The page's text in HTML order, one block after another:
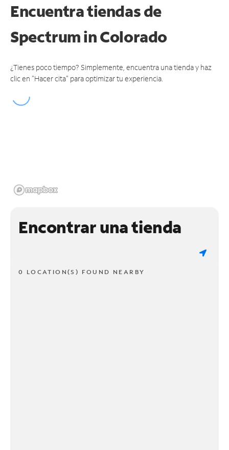
Encuentra tiendas de
Spectrumin Colorado
¿Tienes poco tiempo? Simplemente, encuentra una tienda y haz
clic en "Hacer cita" para optimizar tu experiencia.
Encontrar una tienda
0 LOCATION(S) FOUND NEARBY